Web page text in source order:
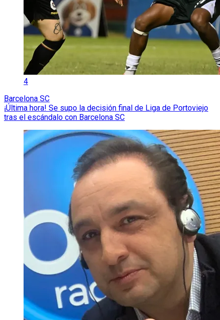
4
Barcelona SC
¡Última hora! Se supo la decisión final de Liga de Portoviejo
tras el escándalo con Barcelona SC